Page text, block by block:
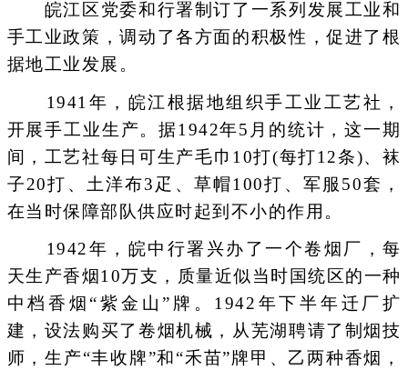
皖江区党委和行署制订了一系列发展工业和
手工业政策，调动了各方面的积极性，促进了根
据地工业发展。
1941年，皖江根据地组织手工业工艺社，
开展手工业生产。据1942年5月的统计，这一期
间，工艺社每日可生产毛巾10打(每打12条)、袜
子20打、土洋布3疋、草帽100打、军服50套，
在当时保障部队供应时起到不小的作用。
1942年，皖中行署兴办了一个卷烟厂，每
天生产香烟10万支，质量近似当时国统区的一种
中档香烟“紫金山”牌。1942年下半年迁厂扩
建，设法购买了卷烟机械，从芜湖聘请了制烟技
师，生产“丰收牌”和“禾苗”牌甲、乙两种香烟，